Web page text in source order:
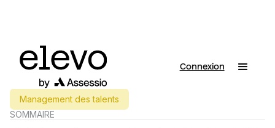
Connexion
Management des talents
SOMMAIRE